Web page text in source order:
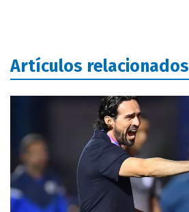
Artículos relacionados